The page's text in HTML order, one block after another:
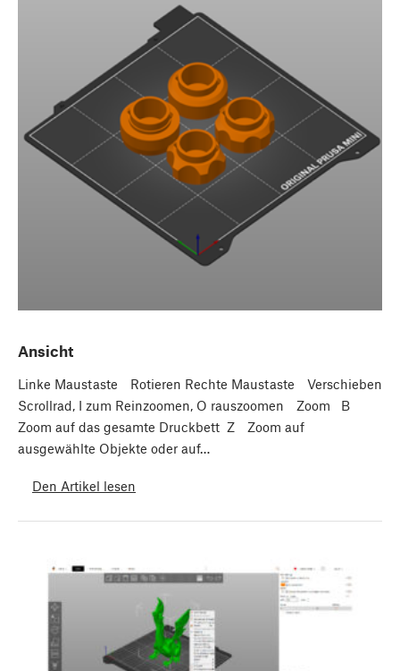
Ansicht
Linke Maustaste Rotieren Rechte Maustaste Verschieben
Scrollrad, I zum Reinzoomen, O rauszoomen Zoom B
Zoom auf das gesamte Druckbett Z Zoom auf
ausgewählte Objekte oder auf…
Den Artikel lesen